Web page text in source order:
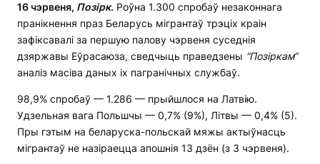
16 чэрвеня, Позірк. Роўна 1.300 спробаў незаконнага
пранікнення праз Беларусь мігрантаў трэціх краін
зафіксавалі за першую палову чэрвеня суседнія
дзяржавы Еўрасаюза, сведчыць праведзены “Позіркам“
аналіз масіва даных іх пагранічных службаў.
98,9% спробаў — 1.286 — прыйшлося на Латвію.
Удзельная вага Польшчы — 0,7% (9%), Літвы — 0,4% (5).
Пры гэтым на беларуска-польскай мяжы актыўнасць
мігрантаў не назіраецца апошнія 13 дзён (з 3 чэрвеня).